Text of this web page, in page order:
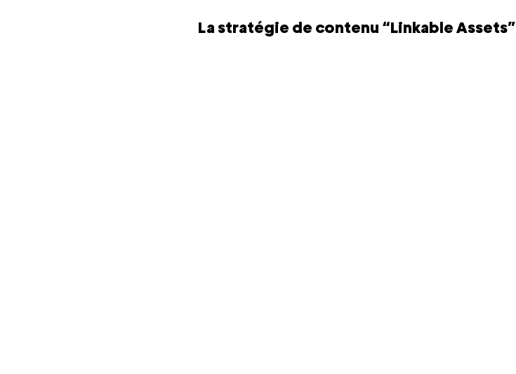
La stratégie de contenu “Linkable Assets”